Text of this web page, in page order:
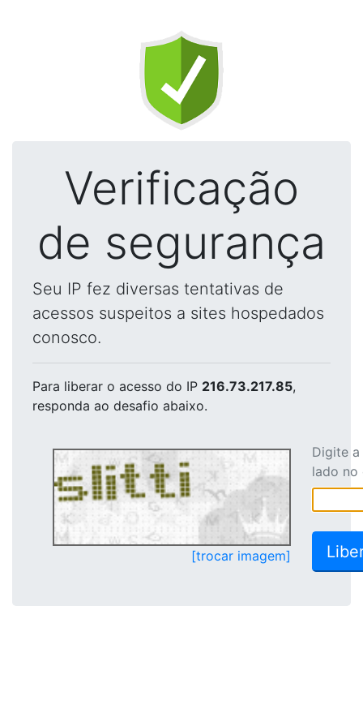
Verificação
de segurança
Seu IP fez diversas tentativas de
acessos suspeitos a sites hospedados
conosco.
Para liberar o acesso do IP 216.73.217.85,
responda ao desafio abaixo.
[trocar imagem]
Digite
lado no